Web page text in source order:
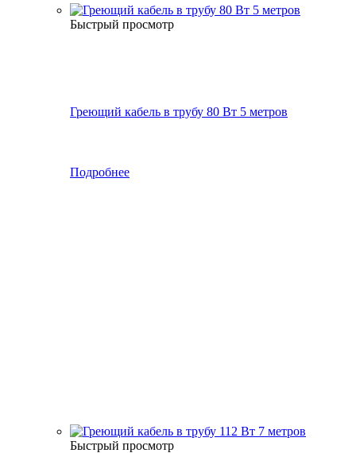
Быстрый просмотр
Греющий кабель в трубу 80 Вт 5 метров
Подробнее
Быстрый просмотр